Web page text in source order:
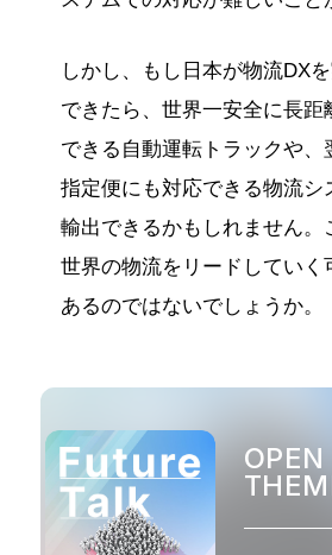
しかし、もし日本が物流DX
できたら、世界一安全に長距
できる自動運転トラックや、
指定便にも対応できる物流シ
輸出できるかもしれません。
世界の物流をリードしていく
あるのではないでしょうか。